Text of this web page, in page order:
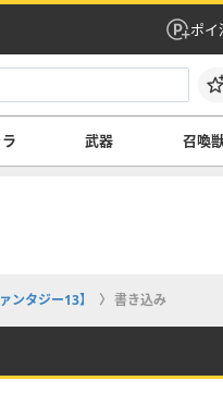
ポイ
武器 召喚
ンタジー13】 書き込み